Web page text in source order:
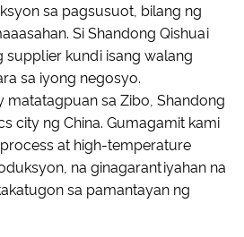
sa pagsusuot, bilang ng
Si Shandong Qishuai
supplier kundi isang walang
sa iyong negosyo.
matatagpuan sa Zibo, Shandong
city ng China. Gumagamit kami
at high-temperature
na ginagarantiyahan na
sa pamantayan ng